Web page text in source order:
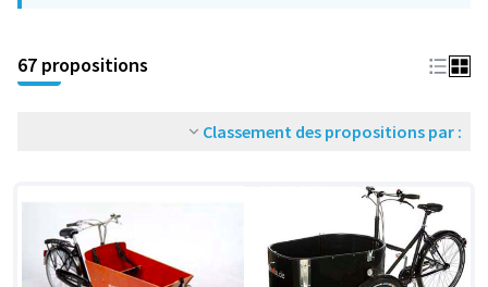
67 propositions
Classement des propositions par :